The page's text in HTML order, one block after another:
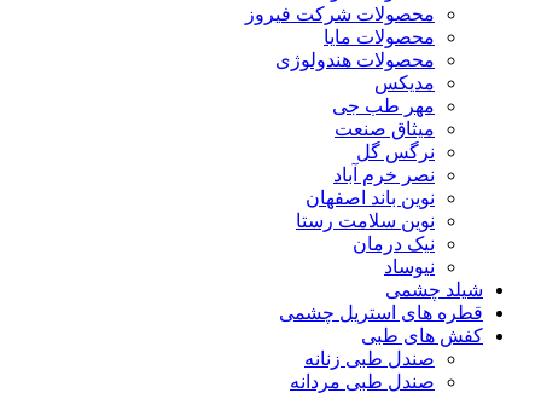
محصولات شرکت فیروز
محصولات مایا
محصولات هندولوژی
مدیکس
مهر طب جی
میثاق صنعت
نرگس گل
نصر خرم آباد
نوین باند اصفهان
نوین سلامت رستا
نیک درمان
نیوساد
شیلد چشمی
قطره های استریل چشمی
کفش های طبی
صندل طبی زنانه
صندل طبی مردانه